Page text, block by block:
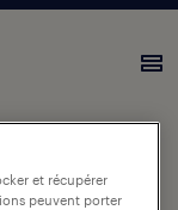
et récupérer
peuvent porter